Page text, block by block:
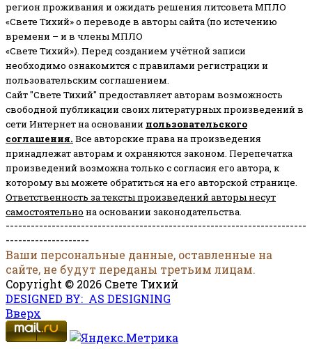
регион проживания и ожидать решения литсовета МПЛО
«Свете Тихий» о переводе в авторы сайта (по истечению
времени – и в члены МПЛО
«Свете Тихий»). Перед созданием учётной записи
необходимо ознакомится с правилами регистрации и
пользовательским соглашением.
Сайт "Свете Тихий" предоставляет авторам возможность
свободной публикации своих литературных произведений в
сети Интернет на основании пользовательского
соглашения. Все авторские права на произведения
принадлежат авторам и охраняются законом. Перепечатка
произведений возможна только с согласия его автора, к
которому вы можете обратиться на его авторской странице.
Ответственность за тексты произведений авторы несут
самостоятельно на основании законодательства.
------------------------------------------------------------------------
--------------------
Ваши персональные данные, оставленные на
сайте, не будут переданы третьим лицам.
Copyright © 2026 Свете Тихий
DESIGNED BY: AS DESIGNING
Вверх